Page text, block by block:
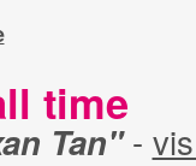
time
Tan"-